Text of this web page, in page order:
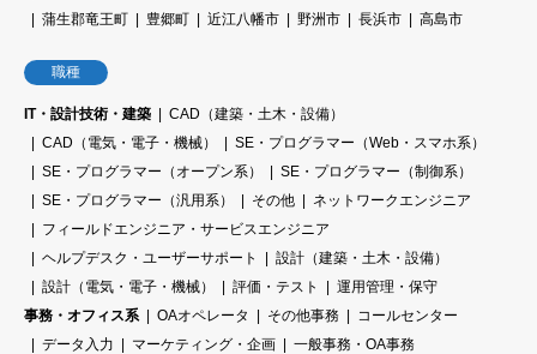
蒲生郡竜王町
豊郷町 近江八幡市 野洲市 長浜市 高島市
職種
IT・設計技術・建築
CAD（建築・土木・設備）
CAD（電気・電子・機械）
SE・プログラマー（Web・スマホ系）
SE・プログラマー（オープン系）
SE・プログラマー（制御系）
SE・プログラマー（汎用系）
その他
ネットワークエンジニア
フィールドエンジニア・サービスエンジニア
ヘルプデスク・ユーザーサポート
設計（建築・土木・設備）
設計（電気・電子・機械）
評価・テスト
運用管理・保守
事務・オフィス系
OAオペレータ その他事務
コールセンター
データ入力
マーケティング・企画
一般事務・OA事務